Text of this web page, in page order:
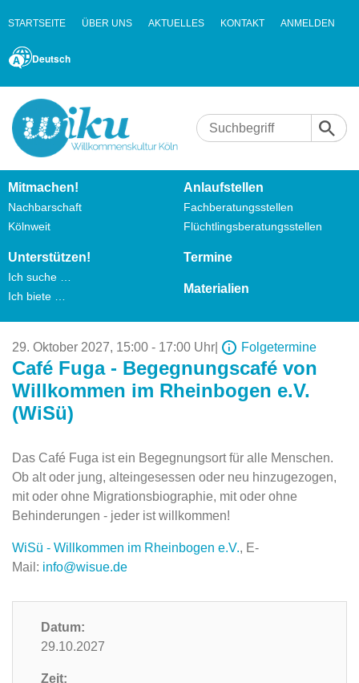
STARTSEITE ÜBER UNS AKTUELLES KONTAKT ANMELDEN
Deutsch
Mitmachen!
Nachbarschaft
Kölnweit
Anlaufstellen
Fachberatungsstellen
Flüchtlingsberatungsstellen
Unterstützen!
Ich suche …
Ich biete …
Termine
Materialien
29. Oktober 2027, 15:00 - 17:00 Uhr Folgetermine
Café Fuga - Begegnungscafé von
Willkommen im Rheinbogen e.V.
(WiSü)
Das Café Fuga ist ein Begegnungsort für alle Menschen.
Ob alt oder jung, alteingesessen oder neu hinzugezogen,
mit oder ohne Migrationsbiographie, mit oder ohne
Behinderungen - jeder ist willkommen!
WiSü - Willkommen im Rheinbogen e.V., E-
Mail: info@wisue.de
Datum:
29.10.2027
Zeit: